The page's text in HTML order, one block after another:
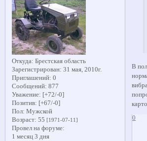
Откуда: Брестская область
Зарегистрирован: 31 мая, 2010г.
Приглашений: 0
Сообщений: 877
Уважение: [+72/-0]
Позитив: [+67/-0]
Пол: Мужской
Возраст: 55 [1971-07-11]
Провел на форуме:
1 месяц 3 дня
В
0